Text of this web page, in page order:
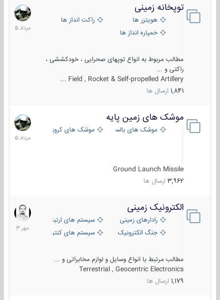
توپخانه زمینی
هویتزر ها
راکت انداز ها
خمپاره انداز ها
مطالب مربوط به انواع توپهای صحرایی ، خودکششی ،
راکتی و ...
Field , Rocket & Self-propelled Artillery ...
1,841 ارسال ها
9
مرداد
1405
موشک های زمین پایه
موشک های بالستیک موشک های کروز
Ground Launch Missile
3,962 ارسال ها
2
مرداد
1405
الکترونیک زمینی
رادارهای زمینی
سیستم های ارتباطی و جمع آوری
جنگ الکترونیک
سیستم های کنترل آتش و تجهیزات
مطالب مرتبط با انواع وسایل و لوازم مخابراتی و ...
Terrestrial , Geocentric Electronics
1,179 ارسال ها
1
مهر
1403